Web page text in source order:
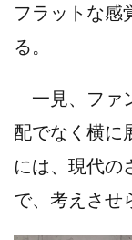
フラットな感
る。
一見、ファ
配でなく横に
には、現代の
で、考えさせ